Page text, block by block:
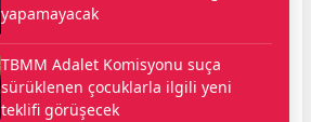
yapamayacak
TBMM Adalet Komisyonu suça
sürüklenen çocuklarla ilgili yeni
teklifi görüşecek